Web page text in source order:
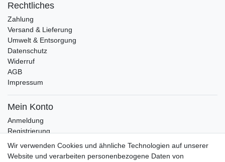
Rechtliches
Zahlung
Versand & Lieferung
Umwelt & Entsorgung
Datenschutz
Widerruf
AGB
Impressum
Mein Konto
Anmeldung
Registrierung
Wunschliste
Warenkorb
Wir verwenden Cookies und ähnliche Technologien auf unserer
Website und verarbeiten personenbezogene Daten von